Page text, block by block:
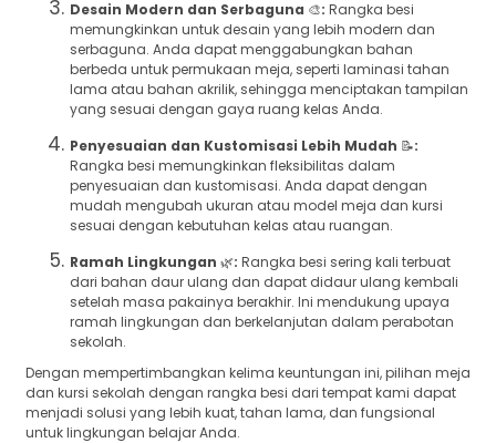
Desain Modern dan Serbaguna 🎨: Rangka besi
memungkinkan untuk desain yang lebih modern dan
serbaguna. Anda dapat menggabungkan bahan
berbeda untuk permukaan meja, seperti laminasi tahan
lama atau bahan akrilik, sehingga menciptakan tampilan
yang sesuai dengan gaya ruang kelas Anda.
Penyesuaian dan Kustomisasi Lebih Mudah 📝:
Rangka besi memungkinkan fleksibilitas dalam
penyesuaian dan kustomisasi. Anda dapat dengan
mudah mengubah ukuran atau model meja dan kursi
sesuai dengan kebutuhan kelas atau ruangan.
Ramah Lingkungan 🌿: Rangka besi sering kali terbuat
dari bahan daur ulang dan dapat didaur ulang kembali
setelah masa pakainya berakhir. Ini mendukung upaya
ramah lingkungan dan berkelanjutan dalam perabotan
sekolah.
Dengan mempertimbangkan kelima keuntungan ini, pilihan meja
dan kursi sekolah dengan rangka besi dari tempat kami dapat
menjadi solusi yang lebih kuat, tahan lama, dan fungsional
untuk lingkungan belajar Anda.